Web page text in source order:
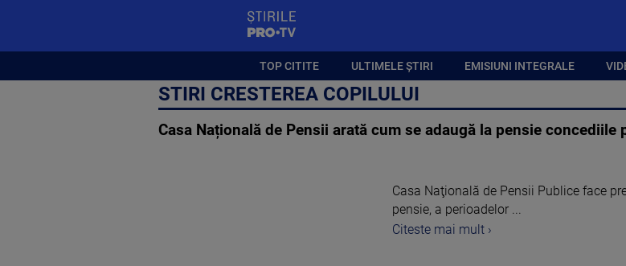
TOP CITITE ULTIMELE ȘTIRI EMISIUNI INTEGRALE
STIRI CRESTEREA COPILULUI
Casa Națională de Pensii arată cum se adaugă la pensie
Casa Naţională de Pensii Publice face
pensie, a perioadelor ...
Citeste mai mult ›